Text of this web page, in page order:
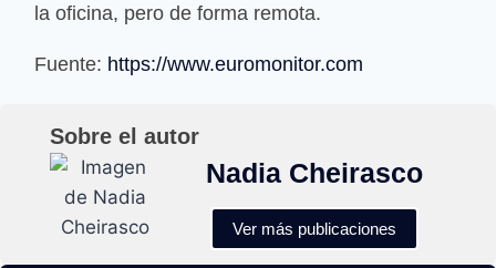
la oficina, pero de forma remota.
Fuente: https://www.euromonitor.com
Sobre el autor
Nadia Cheirasco
Ver más publicaciones